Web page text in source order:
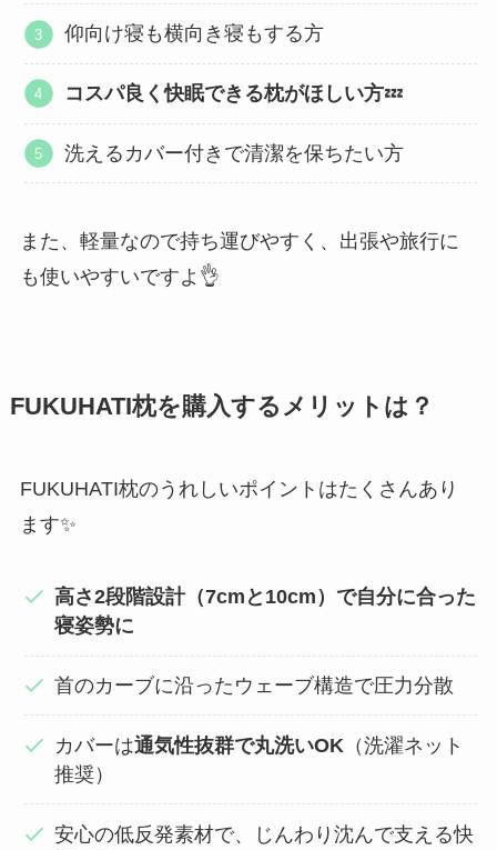
仰向け寝も横向き寝もする方
コスパ良く快眠できる枕がほしい方💤
洗えるカバー付きで清潔を保ちたい方
また、軽量なので持ち運びやすく、出張や旅行に
も使いやすいですよ👌
FUKUHATI枕を購入するメリットは？
FUKUHATI枕のうれしいポイントはたくさんあり
ます✨
高さ2段階設計（7cmと10cm）で自分に合った
寝姿勢に
首のカーブに沿ったウェーブ構造で圧力分散
カバーは通気性抜群で丸洗いOK （洗濯ネット
推奨）
安心の低反発素材で、じんわり沈んで支える快